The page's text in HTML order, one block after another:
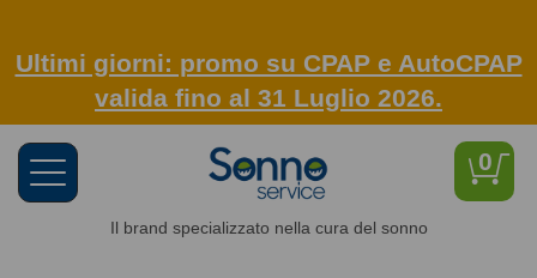
Ultimi giorni: promo su CPAP e AutoCPAP
valida fino al 31 Luglio 2026.
0
Toggle
navigation
Il brand specializzato nella cura del sonno